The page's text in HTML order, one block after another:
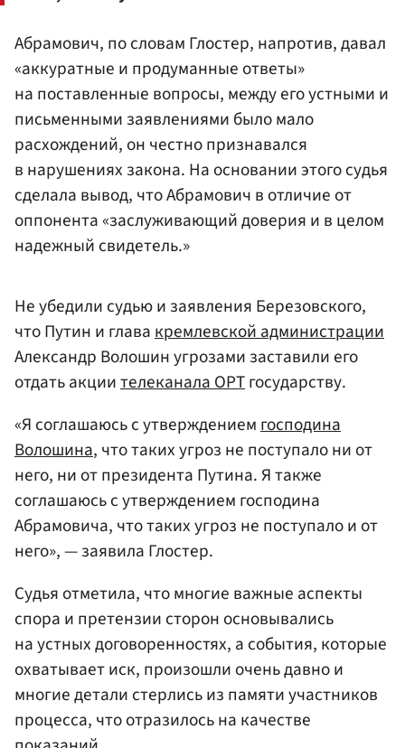
Абрамович, по словам Глостер, напротив, давал
«аккуратные и продуманные ответы»
на поставленные вопросы, между его устными и
письменными заявлениями было мало
расхождений, он честно признавался
в нарушениях закона. На основании этого судья
сделала вывод, что Абрамович в отличие от
оппонента «заслуживающий доверия и в целом
надежный свидетель.»
Не убедили судью и заявления Березовского,
что Путин и главакремлевской администрации
Александр Волошин угрозами заставили его
отдать акциителеканала ОРТгосударству.
«Я соглашаюсь с утверждениемгосподина
Волошина, что таких угроз не поступало ни от
него, ни от президента Путина. Я также
соглашаюсь с утверждением господина
Абрамовича, что таких угроз не поступало и от
него», — заявила Глостер.
Судья отметила, что многие важные аспекты
спора и претензии сторон основывались
на устных договоренностях, а события, которые
охватывает иск, произошли очень давно и
многие детали стерлись из памяти участников
процесса, что отразилось на качестве